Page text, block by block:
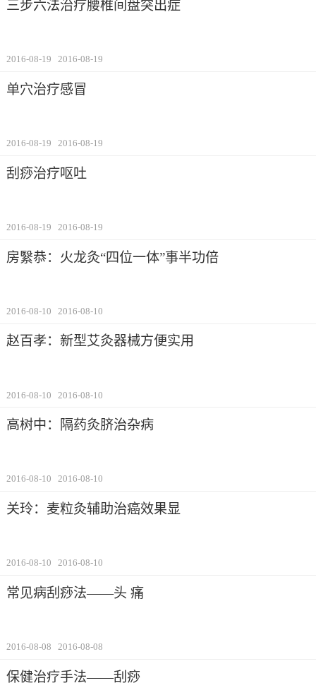
三步六法治疗腰椎间盘突出症
2016-08-19 2016-08-19
单穴治疗感冒
2016-08-19 2016-08-19
刮痧治疗呕吐
2016-08-19 2016-08-19
房繄恭：火龙灸“四位一体”事半功倍
2016-08-10 2016-08-10
赵百孝：新型艾灸器械方便实用
2016-08-10 2016-08-10
高树中：隔药灸脐治杂病
2016-08-10 2016-08-10
关玲：麦粒灸辅助治癌效果显
2016-08-10 2016-08-10
常见病刮痧法——头 痛
2016-08-08 2016-08-08
保健治疗手法——刮痧